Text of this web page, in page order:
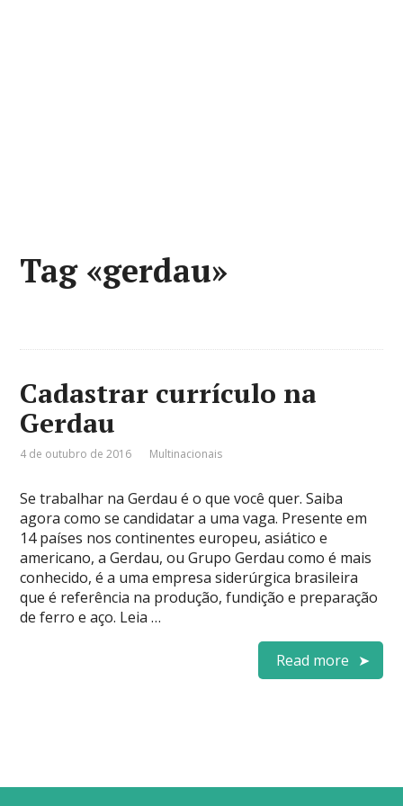
Tag «gerdau»
Cadastrar currículo na
Gerdau
4 de outubro de 2016 Multinacionais
Se trabalhar na Gerdau é o que você quer. Saiba
agora como se candidatar a uma vaga. Presente em
14 países nos continentes europeu, asiático e
americano, a Gerdau, ou Grupo Gerdau como é mais
conhecido, é a uma empresa siderúrgica brasileira
que é referência na produção, fundição e preparação
de ferro e aço. Leia …
Read more